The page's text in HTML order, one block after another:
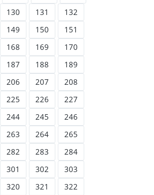
130 131
132
149 150
151
168 169
170
187 188
189
206 207
208
225 226
227
244 245
246
263 264
265
282 283
284
301 302
303
320 321
322